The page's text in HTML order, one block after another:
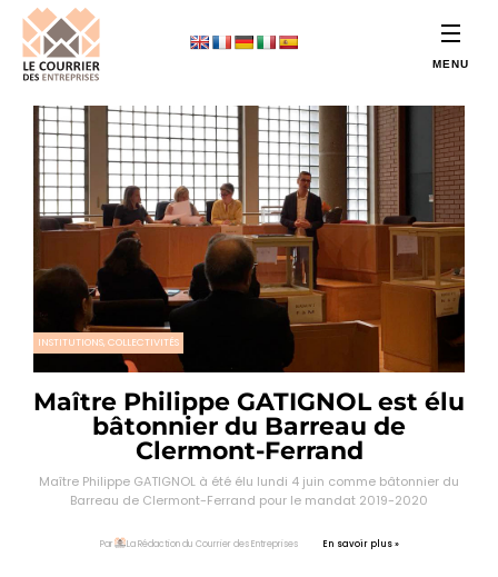
INSTITUTIONS, COLLECTIVITÉS
Maître Philippe GATIGNOL est élu
bâtonnier du Barreau de
Clermont-Ferrand
Maître Philippe GATIGNOL à été élu lundi 4 juin comme bâtonnier du
Barreau de Clermont-Ferrand pour le mandat 2019-2020
Par La Rédaction du Courrier des Entreprises En savoir plus »